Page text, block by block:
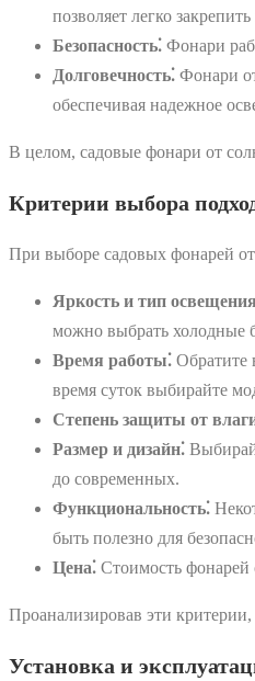
позволяет легко
Безопасность⁚ Фонари
Долговечность⁚ Фонари
обеспечивая надежное
В целом, садовые фонари от
Критерии выбора
При выборе садовых фонарей
Яркость и тип
можно выбрать холодные
Время работы⁚ Обратите
время суток выбирайте
Степень защиты от
Размер и дизайн⁚
до современных.
Функциональность⁚
быть полезно для
Цена⁚ Стоимость фонарей
Проанализировав эти
Установка и